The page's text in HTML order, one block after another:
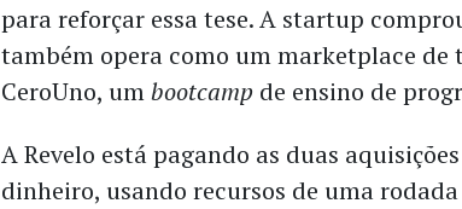
para reforçar essa tese. A startup
também opera como um marketplace de
CeroUno, umbootcamp de ensino de
A Revelo está pagando as duas
dinheiro, usando recursos de uma